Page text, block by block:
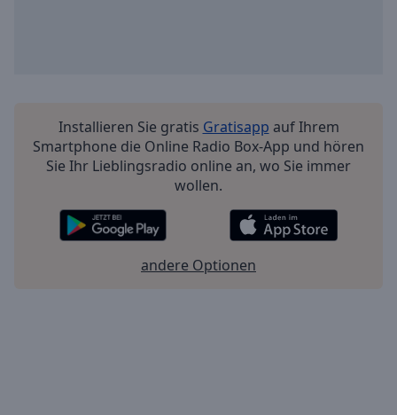
Installieren Sie gratis Gratisapp auf Ihrem
Smartphone die Online Radio Box-App und hören
Sie Ihr Lieblingsradio online an, wo Sie immer
wollen.
andere Optionen